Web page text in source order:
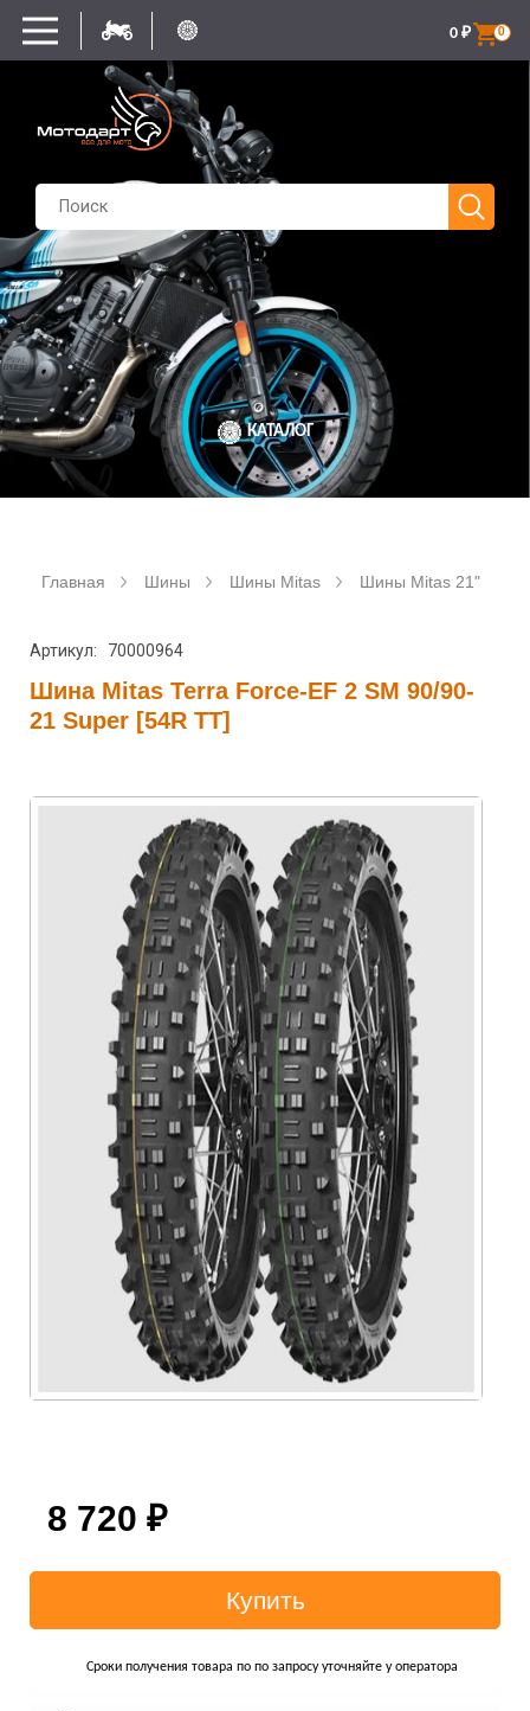
0
0 ₽
КАТАЛОГ
Главная Шины Шины Mitas Шины Mitas 21"
Артикул: 70000964
Шина Mitas Terra Force-EF 2 SM 90/90-
21 Super [54R TT]
8 720 ₽
Сроки получения товара по по запросу уточняйте у оператора